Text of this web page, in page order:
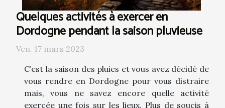
Quelques activités à exercer en
Dordogne pendant la saison pluvieuse
Ven. 17 mars 2023
C’est la saison des pluies et vous avez décidé de
vous rendre en Dordogne pour vous distraire
mais, vous ne savez encore quelle activité
exercée une fois sur les lieux. Plus de soucis à